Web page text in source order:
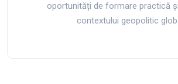
oportunități de formare practică
contextului geopolitic